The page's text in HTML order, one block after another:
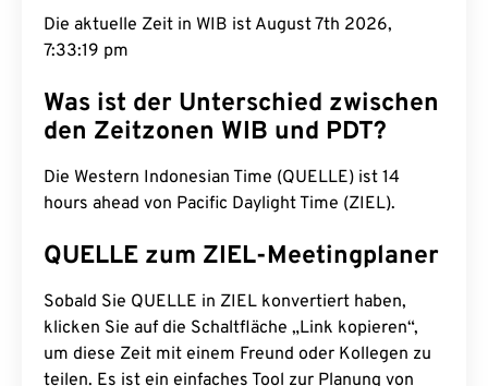
Die aktuelle Zeit in WIB ist August 7th 2026,
7:33:20 pm
Was ist der Unterschied zwischen
den Zeitzonen WIB und PDT?
Die Western Indonesian Time (QUELLE) ist 14
hours ahead von Pacific Daylight Time (ZIEL).
QUELLE zum ZIEL-Meetingplaner
Sobald Sie QUELLE in ZIEL konvertiert haben,
klicken Sie auf die Schaltfläche „Link kopieren“,
um diese Zeit mit einem Freund oder Kollegen zu
teilen. Es ist ein einfaches Tool zur Planung von